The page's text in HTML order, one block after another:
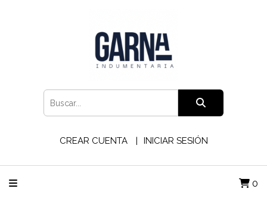
CREAR CUENTA INICIAR SESIÓN
0